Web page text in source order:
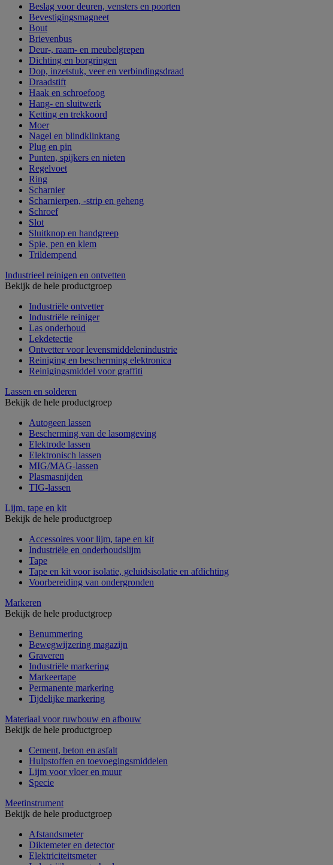
Beslag voor deuren, vensters en poorten
Bevestigingsmagneet
Bout
Brievenbus
Deur-, raam- en meubelgrepen
Dichting en borgringen
Dop, inzetstuk, veer en verbindingsdraad
Draadstift
Haak en schroefoog
Hang- en sluitwerk
Ketting en trekkoord
Moer
Nagel en blindklinktang
Plug en pin
Punten, spijkers en nieten
Regelvoet
Ring
Scharnier
Scharnierpen, -strip en geheng
Schroef
Slot
Sluitknop en handgreep
Spie, pen en klem
Trildempend
Industrieel reinigen en ontvetten
Bekijk de hele productgroep
Industriële ontvetter
Industriële reiniger
Las onderhoud
Lekdetectie
Ontvetter voor levensmiddelenindustrie
Reiniging en bescherming elektronica
Reinigingsmiddel voor graffiti
Lassen en solderen
Bekijk de hele productgroep
Autogeen lassen
Bescherming van de lasomgeving
Elektrode lassen
Elektronisch lassen
MIG/MAG-lassen
Plasmasnijden
TIG-lassen
Lijm, tape en kit
Bekijk de hele productgroep
Accessoires voor lijm, tape en kit
Industriële en onderhoudslijm
Tape
Tape en kit voor isolatie, geluidsisolatie en afdichting
Voorbereiding van ondergronden
Markeren
Bekijk de hele productgroep
Benummering
Bewegwijzering magazijn
Graveren
Industriële markering
Markeertape
Permanente markering
Tijdelijke markering
Materiaal voor ruwbouw en afbouw
Bekijk de hele productgroep
Cement, beton en asfalt
Hulpstoffen en toevoegingsmiddelen
Lijm voor vloer en muur
Specie
Meetinstrument
Bekijk de hele productgroep
Afstandsmeter
Diktemeter en detector
Elektriciteitsmeter